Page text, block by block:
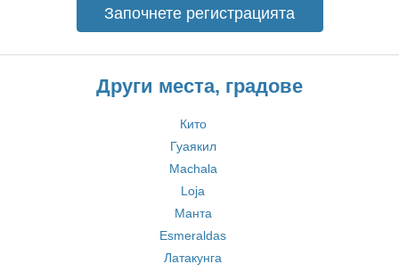
Започнете регистрацията
Други места, градове
Кито
Гуаякил
Machala
Loja
Mанта
Esmeraldas
Латакунга